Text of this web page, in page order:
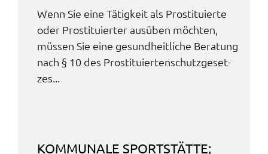
Wenn Sie eine Tätig­keit als Prosti­tu­ier­te
oder Prosti­tu­ier­ter ausüben möch­ten,
müssen Sie eine gesund­heit­li­che Bera­tung
nach § 10 des Prosti­tu­ier­ten­schutz­ge­set­
zes...
KOMMU­NA­LE SPORT­STÄT­TE;